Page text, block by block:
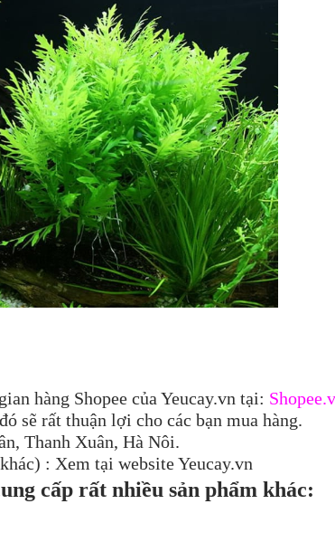
hàng Shopee của Yeucay.vn tại:
sẽ rất thuận lợi cho các bạn mua hàng.
Thanh Xuân, Hà Nôi.
: Xem tại website Yeucay.vn
cấp rất nhiều sản phẩm khác: